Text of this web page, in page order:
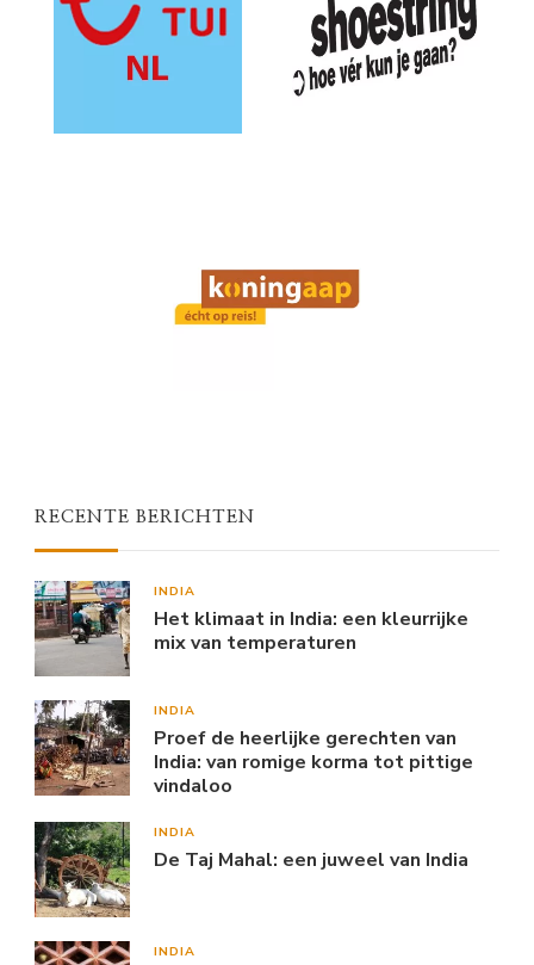
RECENTE BERICHTEN
INDIA
Het klimaat in India: een kleurrijke
mix van temperaturen
INDIA
Proef de heerlijke gerechten van
India: van romige korma tot pittige
vindaloo
INDIA
De Taj Mahal: een juweel van India
INDIA